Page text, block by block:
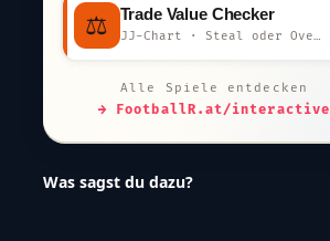
⚖️ Trade Value Checker
JJ-Chart · Steal oder Overpay?
Alle Spiele entdecken
→ FootballR.at/interactive
Was sagst du dazu?